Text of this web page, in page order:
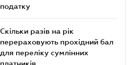
податку
Скільки разів на рік
перераховують прохідний бал
для переліку сумлінних
платників